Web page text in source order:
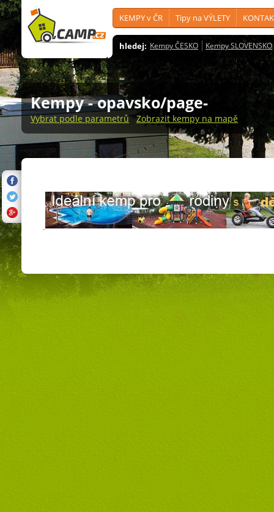
KEMPY v ČR Tipy na VÝLETY
hledej: Kempy ČESKO Kempy SLOVENSKO
Kempy - opavsko/page-
Vybrat podle parametrů Zobrazit kempy na mapě